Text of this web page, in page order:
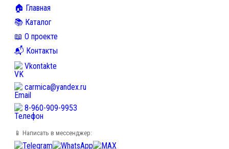
🏠 Главная
📚 Каталог
📖 О проекте
📬 Контакты
Vkontakte
carmica@yandex.ru
8-960-909-9953
📱 Написать в мессенджер: